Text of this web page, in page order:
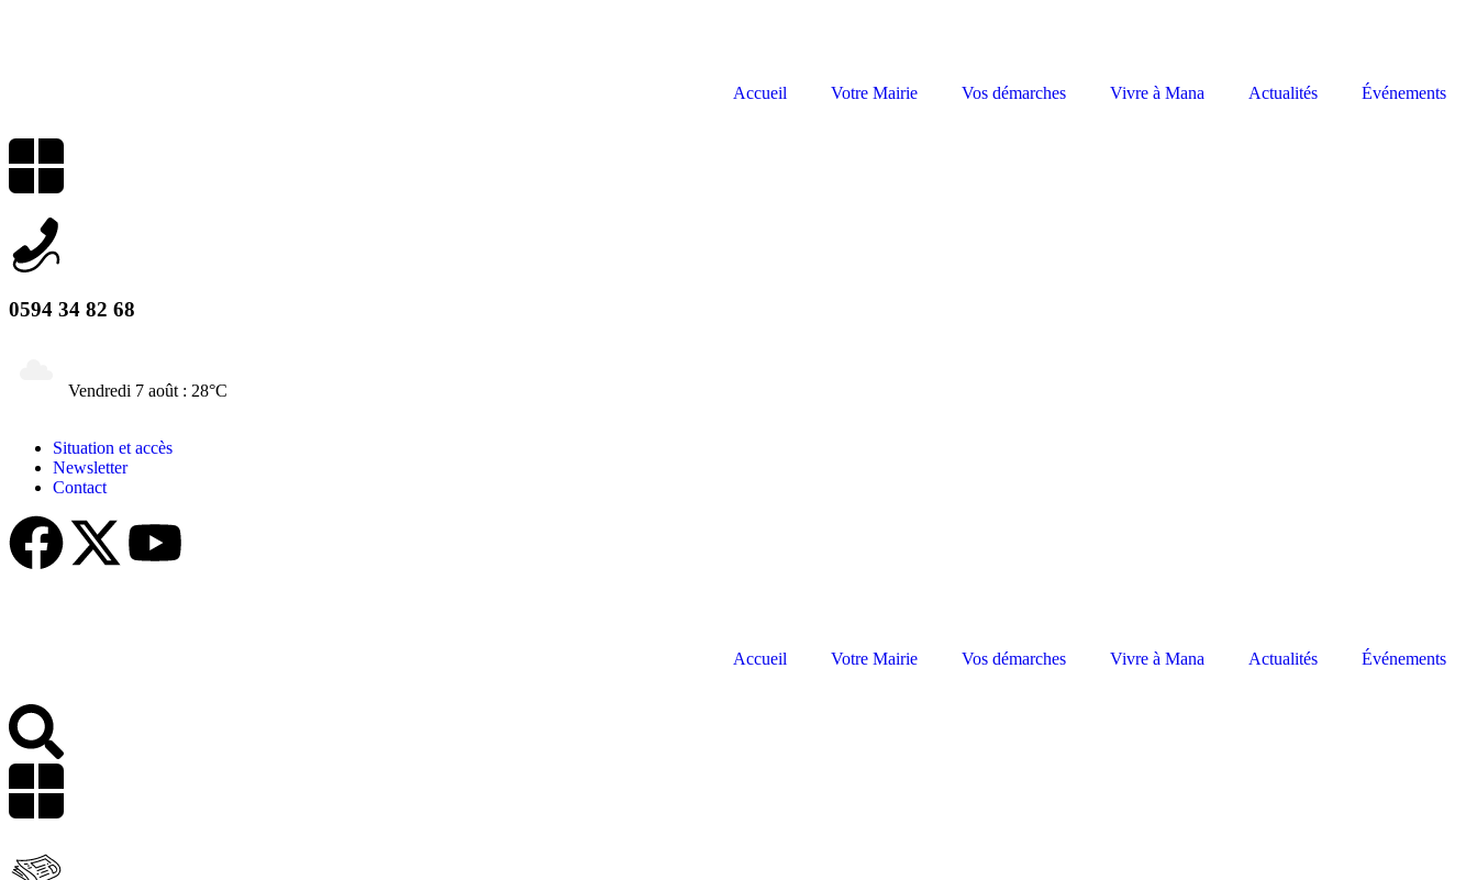
Accueil Votre Mairie Vos démarches Vivre à Mana Actualités Événements
0594 34 82 68
Vendredi 7 août : 28°C
Situation et accès
Newsletter
Contact
Accueil Votre Mairie Vos démarches Vivre à Mana Actualités Événements